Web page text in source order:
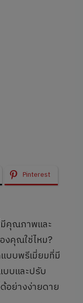
Pinterest
คุณภาพและ
งคุณใช่ไหม?
บบพรีเมี่ยมที่มี
บและปรับ
อย่างง่ายดาย